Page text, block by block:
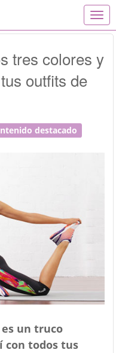
T
o
l
tres colores y
outfits de
destacado
es un truco
con todos tus